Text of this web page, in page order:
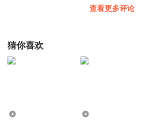
查看更多评论
猜你喜欢